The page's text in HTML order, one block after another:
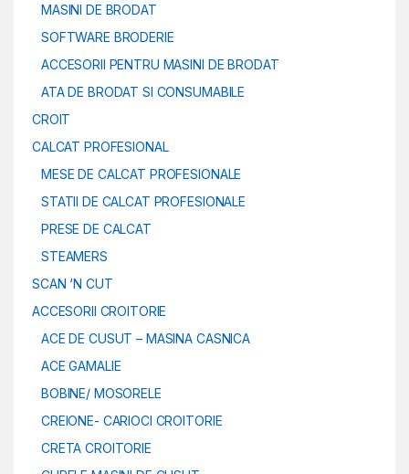
MASINI DE BRODAT
SOFTWARE BRODERIE
ACCESORII PENTRU MASINI DE BRODAT
ATA DE BRODAT SI CONSUMABILE
CROIT
CALCAT PROFESIONAL
MESE DE CALCAT PROFESIONALE
STATII DE CALCAT PROFESIONALE
PRESE DE CALCAT
STEAMERS
SCAN ‘N CUT
ACCESORII CROITORIE
ACE DE CUSUT – MASINA CASNICA
ACE GAMALIE
BOBINE/ MOSORELE
CREIONE- CARIOCI CROITORIE
CRETA CROITORIE